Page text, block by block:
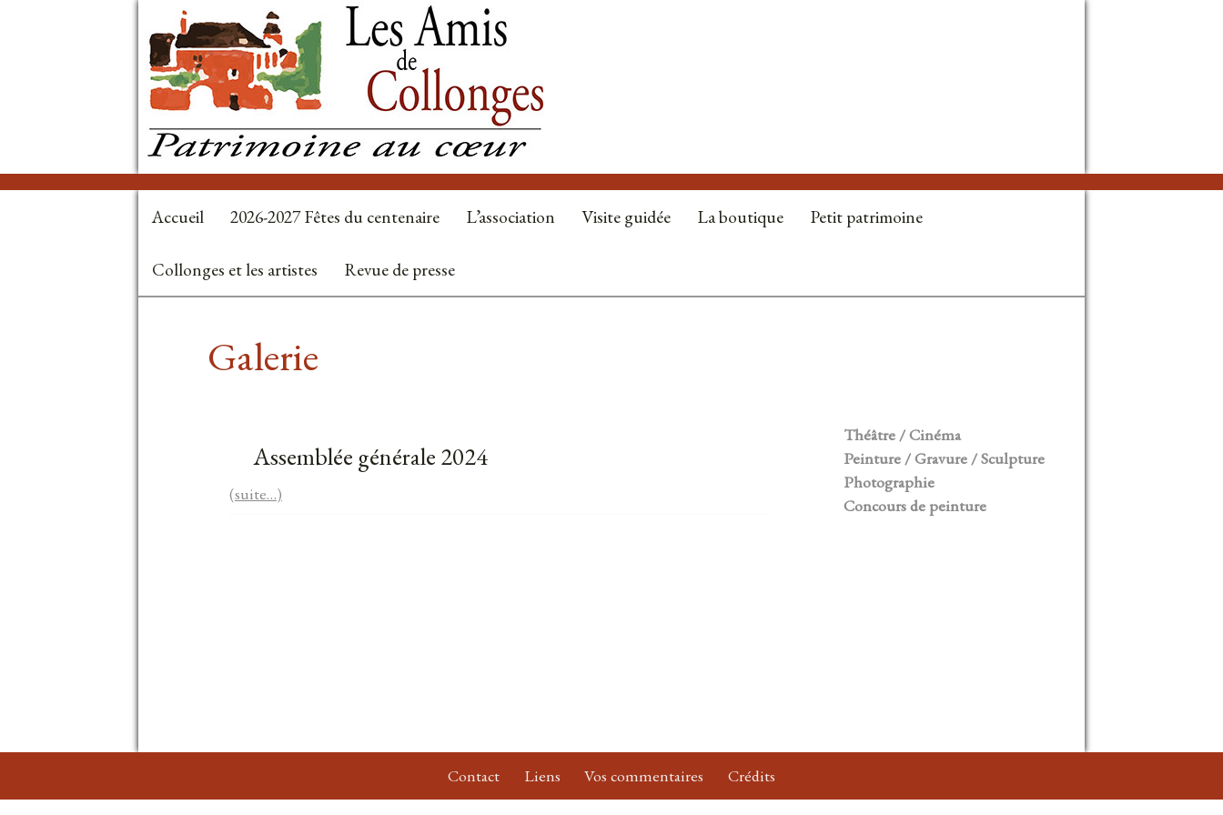
Accueil 2026-2027 Fêtes du centenaire L’association Visite guidée La boutique Petit patrimoine
Collonges et les artistes Revue de presse
Théâtre / Cinéma
Peinture / Gravure / Sculpture
Photographie
Concours de peinture
Galerie
Assemblée générale 2024
(suite…)
Contact Liens Vos commentaires Crédits